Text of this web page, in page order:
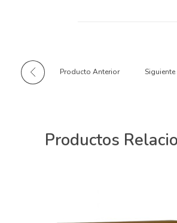
Producto Anterior
Productos